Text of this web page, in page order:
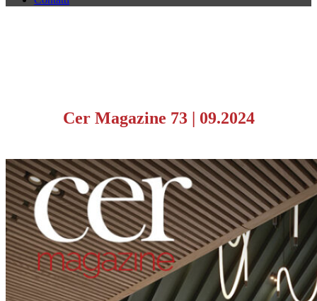
Cer Magazine 73 | 09.2024